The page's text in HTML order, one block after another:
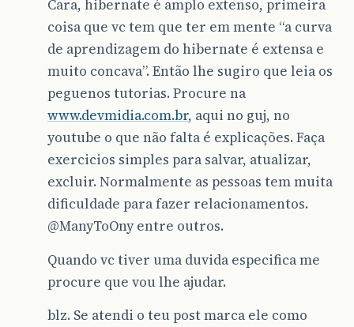
Cara, hibernate é amplo extenso, primeira
coisa que vc tem que ter em mente “a curva
de aprendizagem do hibernate é extensa e
muito concava”. Então lhe sugiro que leia os
peguenos tutorias. Procure na
www.devmidia.com.br, aqui no guj, no
youtube o que não falta é explicações. Faça
exercicios simples para salvar, atualizar,
excluir. Normalmente as pessoas tem muita
dificuldade para fazer relacionamentos.
@ManyToOnyentre outros.
Quando vc tiver uma duvida especifica me
procure que vou lhe ajudar.
blz. Se atendi o teu post marca ele como